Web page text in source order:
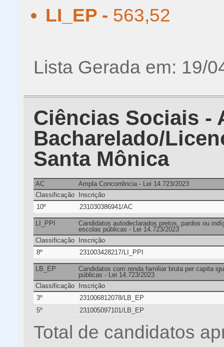
LI_EP - 563,52
Lista Gerada em: 19/
Ciências Sociais -
Bacharelado/
Santa Mônica
AC
Ampla Concorrência - Lei 14.723/2023
Classificação
Inscrição
10º
231030386941/AC
LI_PPI
Candidatos autodeclarados pretos, pardos ou
escolas públicas - Lei 14.723/2023
Classificação
Inscrição
8º
231003428217/LI_PPI
LB_EP
Candidatos com renda familiar bruta per capita
públicas - Lei 14.723/2023
Classificação
Inscrição
3º
231006812078/LB_EP
5º
231005097101/LB_EP
Total de candidatos